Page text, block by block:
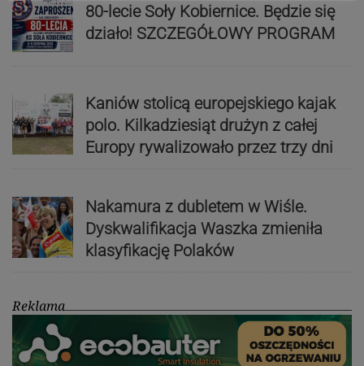
80-lecie Soły Kobiernice. Będzie się
działo! SZCZEGÓŁOWY PROGRAM
Kaniów stolicą europejskiego kajak
polo. Kilkadziesiąt drużyn z całej
Europy rywalizowało przez trzy dni
Nakamura z dubletem w Wiśle.
Dyskwalifikacja Waszka zmieniła
klasyfikację Polaków
Reklama